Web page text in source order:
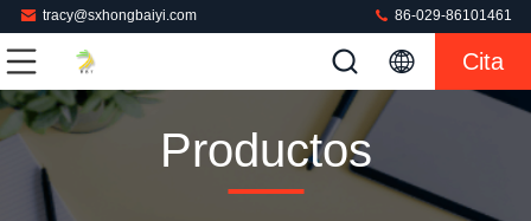
tracy@sxhongbaiyi.com 86-029-86101461
Cita
Productos